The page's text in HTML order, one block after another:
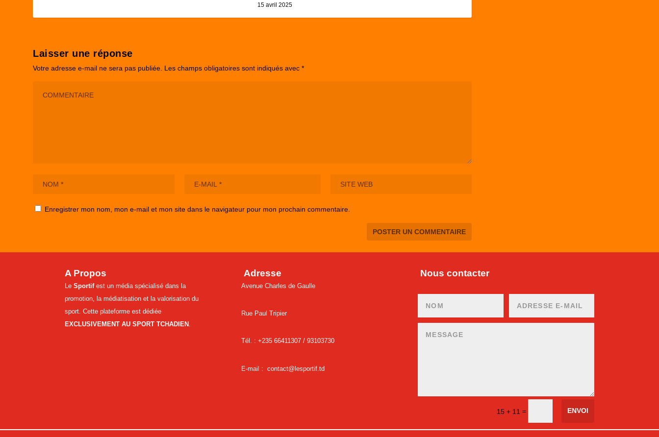
15 avril 2025
Laisser une réponse
Votre adresse e-mail ne sera pas publiée. Les champs obligatoires sont indiqués avec*
Enregistrer mon nom, mon e-mail et mon site dans le navigateur pour mon prochain commentaire.
A Propos
Le Sportifest un média spécialisé dans la
promotion, la médiatisation et la valorisation du
sport. Cette plateforme est dédiée
EXCLUSIVEMENT AU SPORT TCHADIEN
Adresse
Avenue Charles de Gaulle
Rue Paul Tripier
Tél. : +235 66411307 / 93103730
E-mail : contact@lesportif.td
Nous contacter
15 + 11 = ENVOI